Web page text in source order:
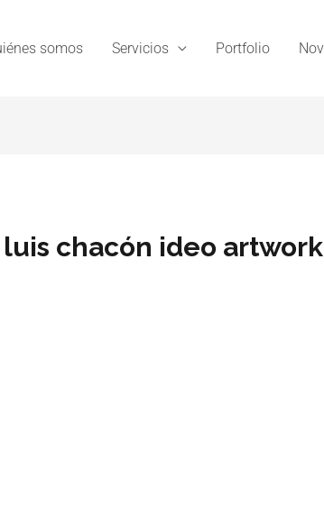
somos Servicios Portfolio
chacón ideo